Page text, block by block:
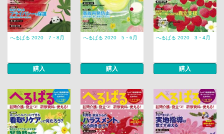
へるぱる 2020 7・8月
購入
へるぱる 2020 5・6月
購入
へるぱる 2020 3・4月
購入